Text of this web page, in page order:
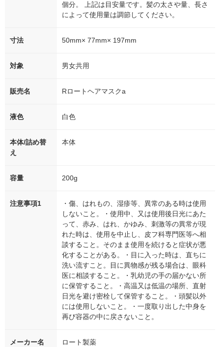
個分。 上記は目安量です。髪の太さや量、長さ
によって使用量は調節してください。
寸法 50mm× 77mm× 197mm
対象 男女共用
販売名 Rロートヘアマスクa
液色 白色
本体/詰め替
え
本体
容量 200g
注意事項1
・傷、はれもの、湿疹等、異常のある時は使用
しないこと。・使用中、又は使用後日光にあた
って、赤み、はれ、かゆみ、刺激等の異常が現
れた時は、使用を中止し、皮フ科専門医等へ相
談すること。そのまま使用を続けると症状が悪
化することがある。・目に入った時は、直ちに
洗い流すこと。目に異物感が残る場合は、眼科
医に相談すること。・乳幼児の手の届かない所
に保管すること。・高温又は低温の場所、直射
日光を避け密栓して保管すること。・頭髪以外
には使用しないこと。・一度取り出した中身を
再び容器の中に戻さないこと。
メーカー名 ロート製薬